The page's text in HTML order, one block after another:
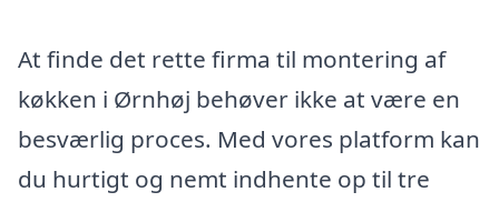
At finde det rette firma til montering af
køkken i Ørnhøj behøver ikke at være en
besværlig proces. Med vores platform kan
du hurtigt og nemt indhente op til tre